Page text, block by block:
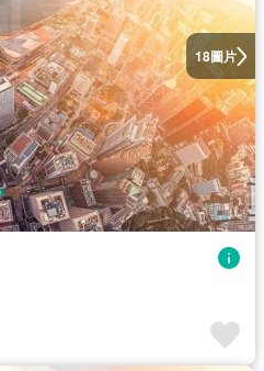
18圖片